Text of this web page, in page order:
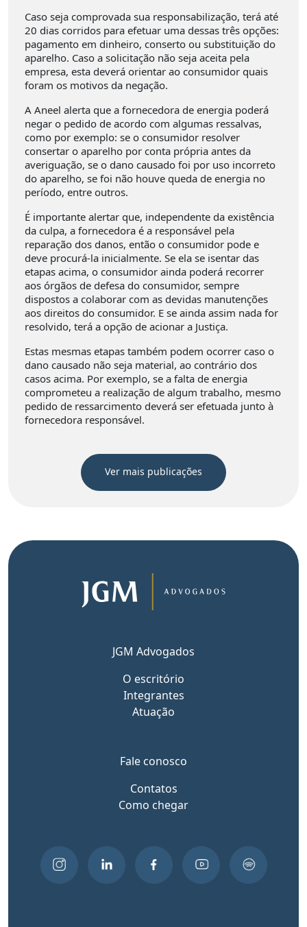
Caso seja comprovada sua responsabilização, terá até
20 dias corridos para efetuar uma dessas três opções:
pagamento em dinheiro, conserto ou substituição do
aparelho. Caso a solicitação não seja aceita pela
empresa, esta deverá orientar ao consumidor quais
foram os motivos da negação.
A Aneel alerta que a fornecedora de energia poderá
negar o pedido de acordo com algumas ressalvas,
como por exemplo: se o consumidor resolver
consertar o aparelho por conta própria antes da
averiguação, se o dano causado foi por uso incorreto
do aparelho, se foi não houve queda de energia no
período, entre outros.
É importante alertar que, independente da existência
da culpa, a fornecedora é a responsável pela
reparação dos danos, então o consumidor pode e
deve procurá-la inicialmente. Se ela se isentar das
etapas acima, o consumidor ainda poderá recorrer
aos órgãos de defesa do consumidor, sempre
dispostos a colaborar com as devidas manutenções
aos direitos do consumidor. E se ainda assim nada for
resolvido, terá a opção de acionar a Justiça.
Estas mesmas etapas também podem ocorrer caso o
dano causado não seja material, ao contrário dos
casos acima. Por exemplo, se a falta de energia
comprometeu a realização de algum trabalho, mesmo
pedido de ressarcimento deverá ser efetuada junto à
fornecedora responsável.
Ver mais publicações
JGM Advogados
O escritório
Integrantes
Atuação
Fale conosco
Contatos
Como chegar